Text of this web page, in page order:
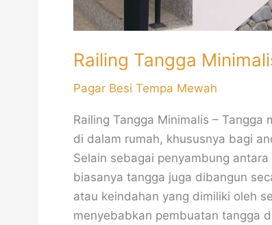
Railing Tangga
Pagar Besi Tempa Mewah
Railing Tangga Minimalis –
di dalam rumah, khususnya bagi
Selain sebagai penyambung
biasanya tangga juga dibangun
atau keindahan yang dimiliki oleh
menyebabkan pembuatan tangga